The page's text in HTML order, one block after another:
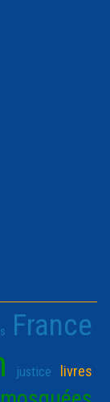
France
justice livres